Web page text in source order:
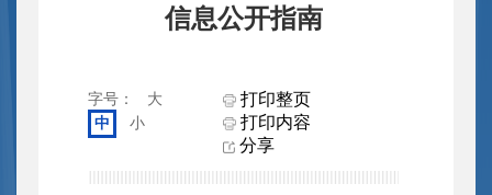
信息公开指南
字号：
大
中
小
打印整页
打印内容
分享